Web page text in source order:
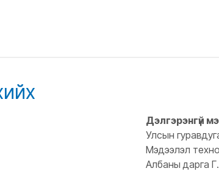
Дэлгэрэнгүй
Улсын
Мэдээлэл
Албаны дарга